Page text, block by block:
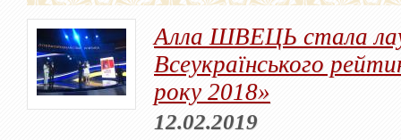
Алла ШВЕЦЬ стала
Всеукраїнського
року 2018»
12.02.2019